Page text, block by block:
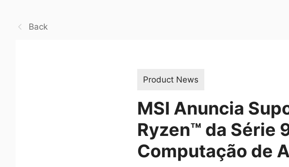
Back
Product News
MSI Anuncia
Ryzen™ da Série
Computação de